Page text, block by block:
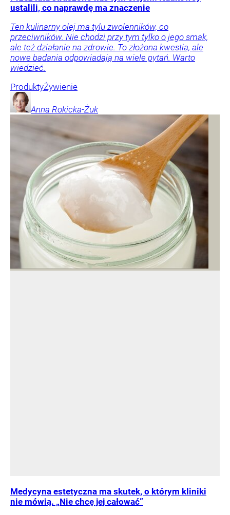
ustalili, co naprawdę ma znaczenie
Ten kulinarny olej ma tylu zwolenników, co
przeciwników. Nie chodzi przy tym tylko o jego smak,
ale też działanie na zdrowie. To złożona kwestia, ale
nowe badania odpowiadają na wiele pytań. Warto
wiedzieć.
ProduktyŻywienie
Anna Rokicka-Żuk
Medycyna estetyczna ma skutek, o którym kliniki
nie mówią. „Nie chcę jej całować”